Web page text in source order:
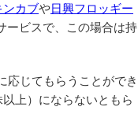
ンカブや日興フロッギー
ービスで、この場合は持
応じてもらうことができ
上）にならないともら